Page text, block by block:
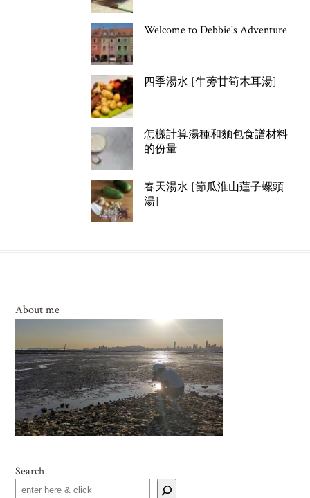
Welcome to Debbie's Adventure
四季湯水 [牛蒡甘筍木耳湯]
怎樣計算湯種和麵包食譜材料
的份量
春天湯水 [節瓜淮山蓮子螺頭
湯]
About me
Search